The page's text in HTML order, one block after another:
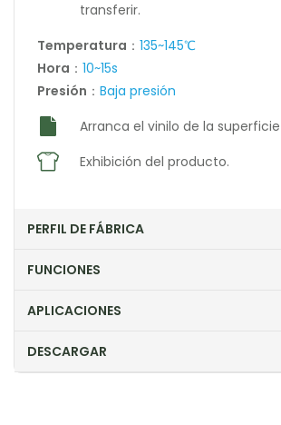
transferir.
Temperatura ： 135~145℃
Hora ： 10~15s
Presión ： Baja presión
Arranca el vinilo de la superficie
Exhibición del producto.
PERFIL DE FÁBRICA
FUNCIONES
APLICACIONES
DESCARGAR